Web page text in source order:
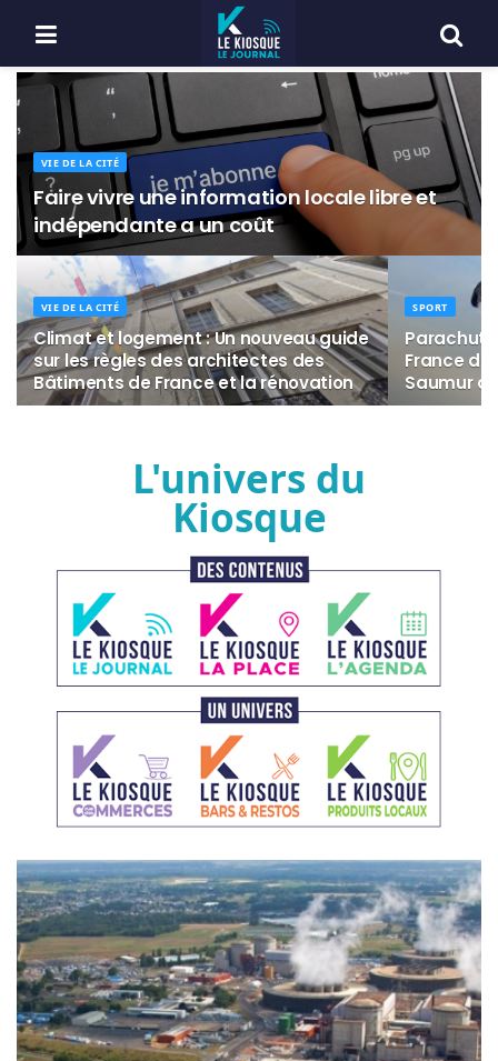
VIE DE LA CITÉ
Faire vivre une information locale libre et
indépendante a un coût
VIE DE LA CITÉ
Climat et logement : Un nouveau guide
sur les règles des architectes des
Bâtiments de France et la rénovation
SPORT
France
Saumur
L'univers du
Kiosque